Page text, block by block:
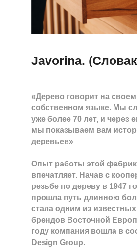
Javorina.
«Дерево говорит на своем
собственном языке. Мы
уже более 70 лет, и через
мы показываем вам
деревьев»
Опыт работы этой
впечатляет. Начав с
резьбе по дереву в 1947
прошла путь длинною
стала одним из
брендов Восточной
году компания вошла в
Design Group.